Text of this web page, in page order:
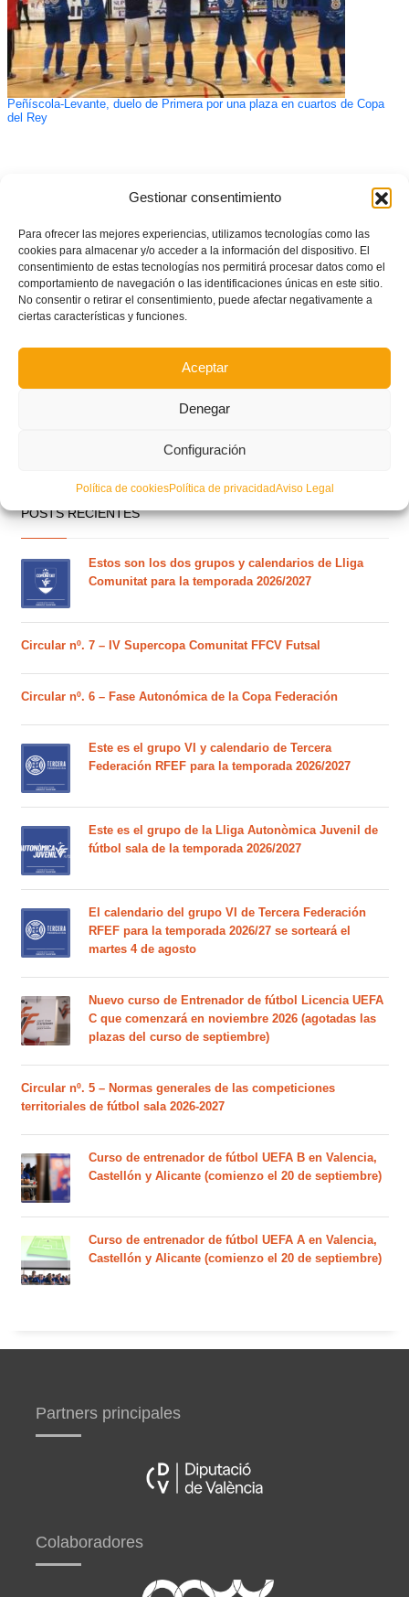
Gestionar consentimiento
Para ofrecer las mejores experiencias, utilizamos tecnologías como las
cookies para almacenar y/o acceder a la información del dispositivo. El
consentimiento de estas tecnologías nos permitirá procesar datos como el
comportamiento de navegación o las identificaciones únicas en este sitio.
No consentir o retirar el consentimiento, puede afectar negativamente a
ciertas características y funciones.
Aceptar
Denegar
Configuración
Política de cookiesPolítica de privacidadAviso Legal
Peñíscola-Levante, duelo de Primera por una plaza en cuartos de Copa
del Rey
POSTS RECIENTES
Estos son los dos grupos y calendarios de Lliga
Comunitat para la temporada 2026/2027
Circular nº. 7 – IV Supercopa Comunitat FFCV Futsal
Circular nº. 6 – Fase Autonómica de la Copa Federación
Este es el grupo VI y calendario de Tercera
Federación RFEF para la temporada 2026/2027
Este es el grupo de la Lliga Autonòmica Juvenil de
fútbol sala de la temporada 2026/2027
El calendario del grupo VI de Tercera Federación
RFEF para la temporada 2026/27 se sorteará el
martes 4 de agosto
Nuevo curso de Entrenador de fútbol Licencia UEFA
C que comenzará en noviembre 2026 (agotadas las
plazas del curso de septiembre)
Circular nº. 5 – Normas generales de las competiciones
territoriales de fútbol sala 2026-2027
Curso de entrenador de fútbol UEFA B en Valencia,
Castellón y Alicante (comienzo el 20 de septiembre)
Curso de entrenador de fútbol UEFA A en Valencia,
Castellón y Alicante (comienzo el 20 de septiembre)
Partners principales
Colaboradores